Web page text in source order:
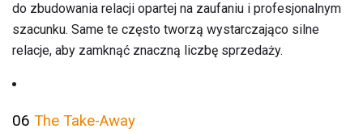
do zbudowania relacji opartej na zaufaniu i profesjonalnym
szacunku. Same te często tworzą wystarczająco silne
relacje, aby zamknąć znaczną liczbę sprzedaży.
06 The Take-Away